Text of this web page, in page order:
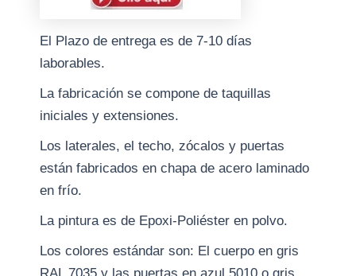
El Plazo de entrega es de 7-10 días
laborables.
La fabricación se compone de taquillas
iniciales y extensiones.
Los laterales, el techo, zócalos y puertas
están fabricados en chapa de acero laminado
en frío.
La pintura es de Epoxi-Poliéster en polvo.
Los colores estándar son: El cuerpo en gris